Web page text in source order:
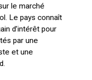
le marché
Le pays connaît
d’intérêt pour
par une
et une